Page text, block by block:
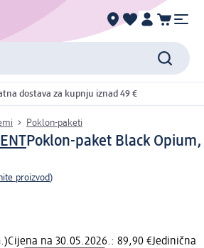
dostava za kupnju iznad 49 €
Poklon-paketi
Poklon-paket Black Opium,
proizvod)
Cijena na 30.05.2026.: 89,90 €Jedinična